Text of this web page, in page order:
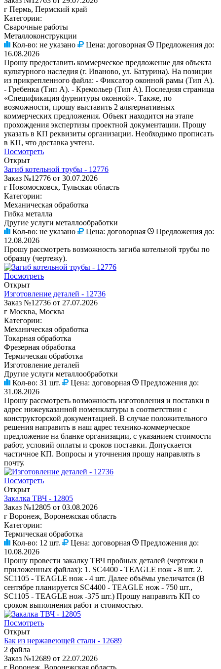
г Пермь, Пермский край
Категории:
Сварочные работы
Металлоконструкции
Кол-во: не указано Цена: договорная
Предложения до:
16.08.2026
Прошу предоставить коммерческое предложение для объекта
культурного наследия (г. Иваново, ул. Батурина). На позиции
из прикрепленного файла: - Фиксатор оконной рамы (Тип А).
- Гребенка (Тип А). - Кремольер (Тип А). Последняя страница
«Спецификация фурнитуры оконной». Также, по
возможности, прошу выставить 2 альтернативных
коммерческих предложения. Объект находится на этапе
прохождения экспертизы проектной документации. Прошу
указать в КП реквизиты организации. Необходимо прописать
в КП, что доставка учтена.
Посмотреть
Открыт
Загиб котельной трубы - 12776
Заказ №12776 от 30.07.2026
г Новомосковск, Тульская область
Категории:
Механическая обработка
Гибка металла
Другие услуги металлообработки
Кол-во: не указано Цена: договорная
Предложения до:
12.08.2026
Прошу рассмотреть возможность загиба котельной трубы по
образцу (чертежу).
Посмотреть
Открыт
Изготовление деталей - 12736
Заказ №12736 от 27.07.2026
г Москва, Москва
Категории:
Механическая обработка
Токарная обработка
Фрезерная обработка
Термическая обработка
Изготовление деталей
Другие услуги металлообработки
Кол-во: 31 шт. Цена: договорная
Предложения до:
31.08.2026
Прошу рассмотреть возможность изготовления и поставки в
адрес нижеуказанной номенклатуры в соответствии с
конструкторской документацией. В случае положительного
решения направить в наш адрес технико-коммерческое
предложение на бланке организации, с указанием стоимости
работ, условий оплаты и сроков поставки. Допускается
частичное КП. Вопросы и уточнения прошу направлять в
почту.
Посмотреть
Открыт
Закалка ТВЧ - 12805
Заказ №12805 от 03.08.2026
г Воронеж, Воронежская область
Категории:
Термическая обработка
Кол-во: 12 шт. Цена: договорная
Предложения до:
10.08.2026
Прошу провести закалку ТВЧ пробных деталей (чертежи в
приложенных файлах): 1. SC4400 - TEAGLE нож - 8 шт. 2.
SC1105 - TEAGLE нож - 4 шт. Далее объёмы увеличатся (В
сентябре планируется SC4400 - TEAGLE нож - 750 шт.,
SC1105 - TEAGLE нож -375 шт.) Прошу направить КП со
сроком выполнения работ и стоимостью.
Посмотреть
Открыт
Бак из нержавеющей стали - 12689
2 файла
Заказ №12689 от 22.07.2026
г Воронеж, Воронежская область